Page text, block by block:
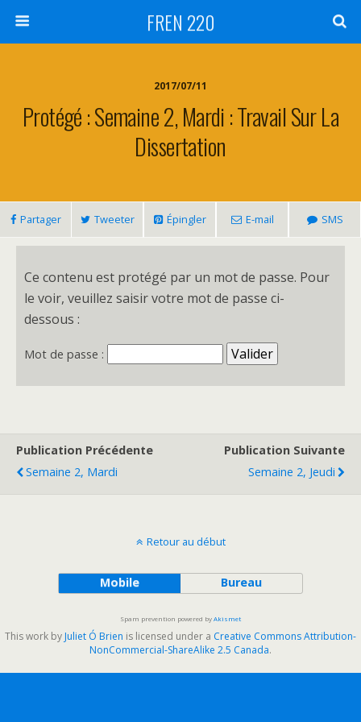
FREN 220
2017/07/11
Protégé : Semaine 2, Mardi : Travail Sur La
Dissertation
Partager Tweeter Épingler E-mail SMS
Ce contenu est protégé par un mot de passe. Pour
le voir, veuillez saisir votre mot de passe ci-
dessous :
Mot de passe :
Publication Précédente
Semaine 2, Mardi
Publication Suivante
Semaine 2, Jeudi
Retour au début
Mobile Bureau
Spam prevention powered byAkismet
This work by Juliet Ó Brien is licensed under a Creative Commons Attribution-
NonCommercial-ShareAlike 2.5 Canada.